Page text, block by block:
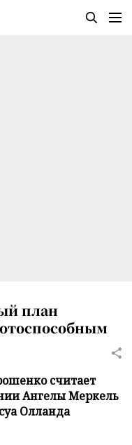
план
считает
Ангелы Меркель
Олланда